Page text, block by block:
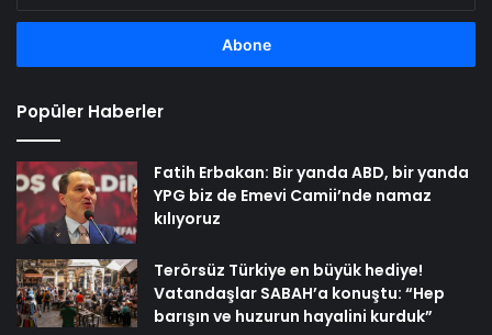
adresinizi
Popüler Haberler
Fatih Erbakan: Bir yanda ABD, bir yanda
YPG biz de Emevi Camii’nde namaz
kılıyoruz
Terörsüz Türkiye en büyük hediye!
Vatandaşlar SABAH’a konuştu: “Hep
barışın ve huzurun hayalini kurduk”